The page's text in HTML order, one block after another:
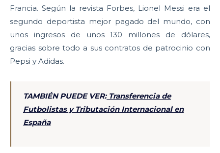
Francia. Según la revista Forbes, Lionel Messi era el
segundo deportista mejor pagado del mundo, con
unos ingresos de unos 130 millones de dólares,
gracias sobre todo a sus contratos de patrocinio con
Pepsi y Adidas.
TAMBIÉN PUEDE VER: Transferencia de
Futbolistas y Tributación Internacional en
España